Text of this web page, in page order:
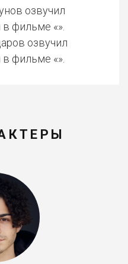
озвучил
фильме «».
озвучил
фильме «».